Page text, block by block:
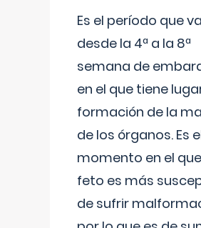
Es el período que va
desde la 4ª a la 8ª
semana de
en el que tiene
formación de la
de los órganos. Es
momento en el
feto es más
de sufrir